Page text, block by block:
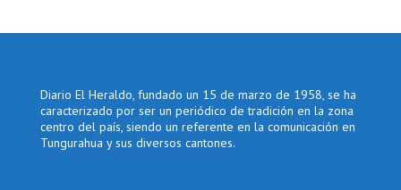
Diario El Heraldo, fundado un 15 de marzo de 1958, se ha
caracterizado por ser un periódico de tradición en la zona
centro del país, siendo un referente en la comunicación en
Tungurahua y sus diversos cantones.